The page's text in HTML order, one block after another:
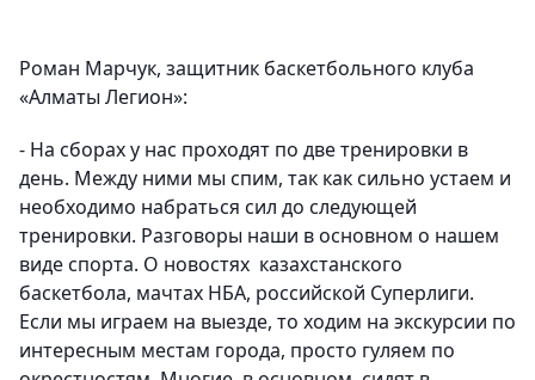
Роман Марчук, защитник баскетбольного клуба
«Алматы Легион»:
- На сборах у нас проходят по две тренировки в
день. Между ними мы спим, так как сильно устаем и
необходимо набраться сил до следующей
тренировки. Разговоры наши в основном о нашем
виде спорта. О новостях казахстанского
баскетбола, мачтах НБА, российской Суперлиги.
Если мы играем на выезде, то ходим на экскурсии по
интересным местам города, просто гуляем по